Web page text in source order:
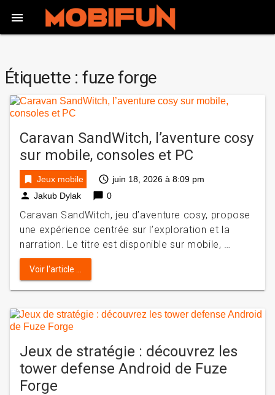

Étiquette :fuze forge
Caravan SandWitch, l’aventure cosy
sur mobile, consoles et PC
bookmark Jeux mobile access_time juin 18, 2026 à 8:09 pm
person Jakub Dylak chat_bubble 0
Caravan SandWitch, jeu d’aventure cosy, propose
une expérience centrée sur l’exploration et la
narration. Le titre est disponible sur mobile, …
Voir l'article ...
Jeux de stratégie : découvrez les
tower defense Android de Fuze
Forge